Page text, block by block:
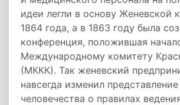
идеи легли в основу Женевской
1864 года, а в 1863 году была
конференция, положившая
Международному комитету
(МККК). Так женевский
навсегда изменил представление
человечества о правилах